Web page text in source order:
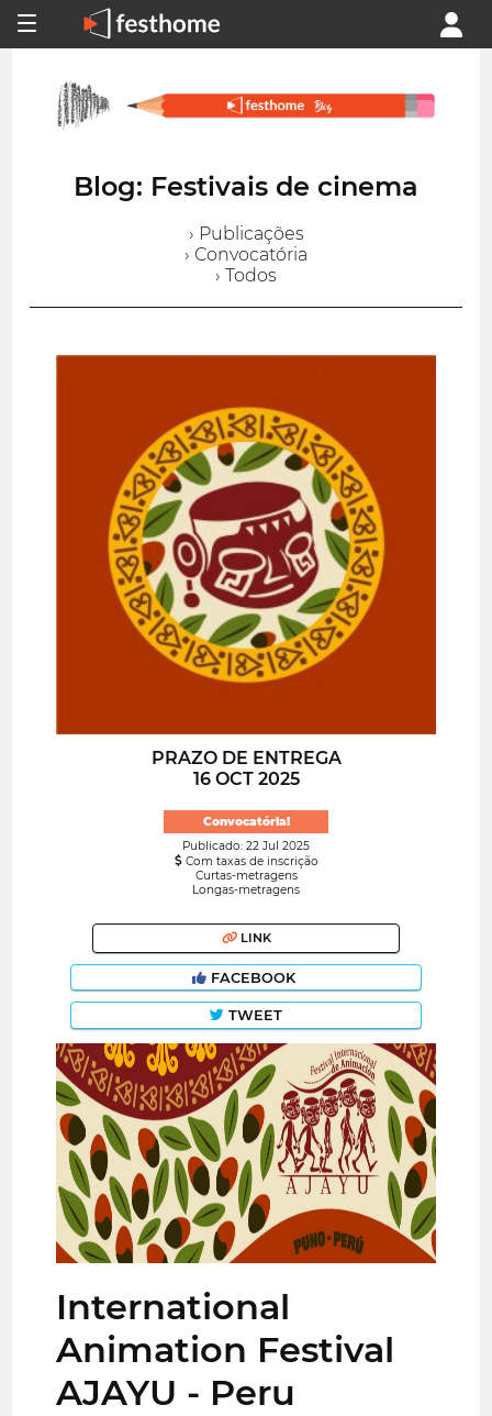
Blog: Festivais de cinema
› Publicações
› Convocatória
› Todos
PRAZO DE ENTREGA
16 OCT 2025
Convocatória!
Publicado: 22 Jul 2025
Com taxas de inscrição
Curtas-metragens
Longas-metragens
LINK
FACEBOOK
TWEET
International
Animation Festival
AJAYU - Peru